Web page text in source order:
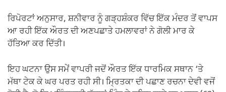
ਰਿਪੋਰਟਾਂ ਅਨੁਸਾਰ, ਸ਼ਨੀਵਾਰ ਨੂੰ ਗੜ੍ਹਸ਼ੰਕਰ ਵਿੱਚ ਇੱਕ ਮੰਦਰ ਤੋਂ ਵਾਪਸ
ਆ ਰਹੀ ਇੱਕ ਔਰਤ ਦੀ ਅਣਪਛਾਤੇ ਹਮਲਾਵਰਾਂ ਨੇ ਗੋਲੀ ਮਾਰ ਕੇ
ਹੱਤਿਆ ਕਰ ਦਿੱਤੀ।
ਇਹ ਘਟਨਾ ਉਸ ਸਮੇਂ ਵਾਪਰੀ ਜਦੋਂ ਔਰਤ ਇੱਕ ਧਾਰਮਿਕ ਸਥਾਨ ‘ਤੇ
ਮੱਥਾ ਟੇਕ ਕੇ ਘਰ ਪਰਤ ਰਹੀ ਸੀ। ਮ੍ਰਿਤਕਾ ਦੀ ਪਛਾਣ ਰਚਨਾ ਦੇਵੀ ਵਜੋਂ